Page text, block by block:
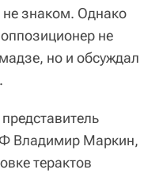
не знаком. Однако
не
но и обсуждал
Владимир Маркин,
терактов